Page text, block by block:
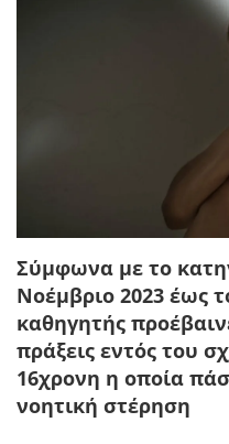
Σύμφωνα με το
Νοέμβριο 2023 έως
καθηγητής
πράξεις εντός του
16χρονη η οποία
νοητική στέρηση